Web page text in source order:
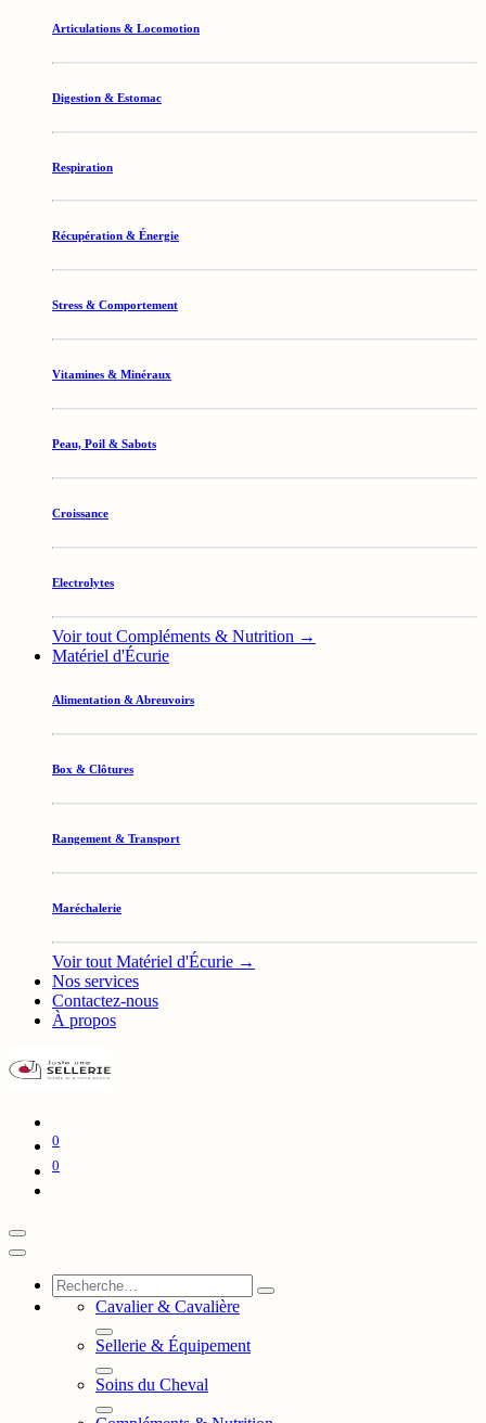
Articulations & Locomotion
Digestion & Estomac
Respiration
Récupération & Énergie
Stress & Comportement
Vitamines & Minéraux
Peau, Poil & Sabots
Croissance
Electrolytes
Voir tout Compléments & Nutrition →
Matériel d'Écurie
Alimentation & Abreuvoirs
Box & Clôtures
Rangement & Transport
Maréchalerie
Voir tout Matériel d'Écurie →
Nos services
Contactez-nous
À propos
0
0
Cavalier & Cavalière
Sellerie & Équipement
Soins du Cheval